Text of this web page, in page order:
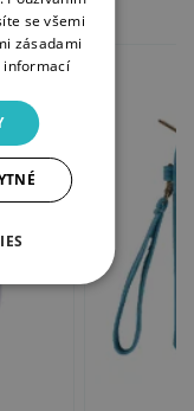
se všemi
zásadami
informací